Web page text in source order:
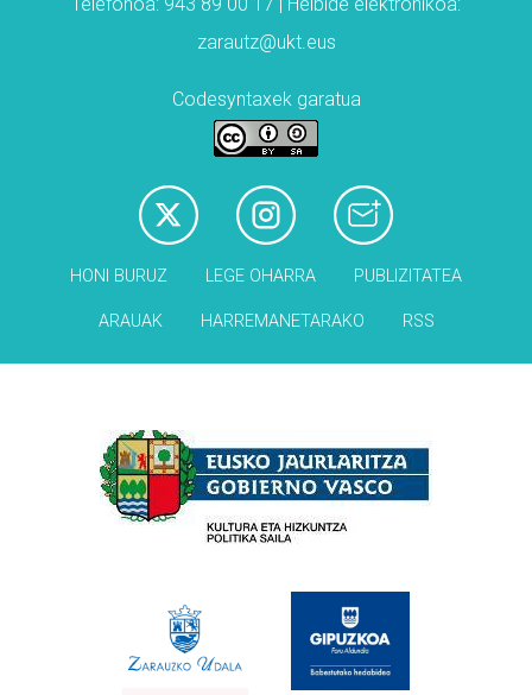
zarautz@ukt.eus
Codesyntaxek garatua
HONI BURUZ LEGE OHARRA PUBLIZITATEA
ARAUAK HARREMANETARAKO RSS